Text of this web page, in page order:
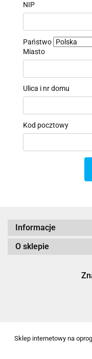
NIP
Państwo
Miasto
Ulica i nr domu
Kod pocztowy
Informacje
O sklepie
Sklep internetowy na